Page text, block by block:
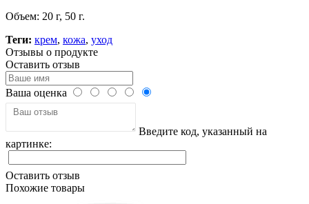
Объем: 20 г, 50 г.
Теги: крем, кожа, уход
Отзывы о продукте
Оставить отзыв
Ваша оценка
Введите код, указанный на
картинке:
Оставить отзыв
Похожие товары